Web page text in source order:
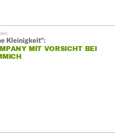
Kleinigkeit":
MIT VORSICHT BEI